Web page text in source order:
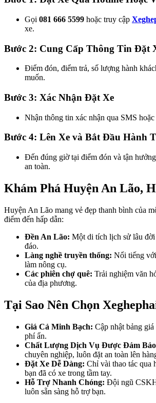
Gọi 081 666 5599 hoặc truy cập
xe.
Bước 2: Cung Cấp Thông Tin Đặt
Điểm đón, điểm trả, số lượng hành
muốn.
Bước 3: Xác Nhận Đặt Xe
Nhận thông tin xác nhận qua SMS
Bước 4: Lên Xe và Bắt Đầu Hành
Đến đúng giờ tại điểm đón và tận
an toàn.
Khám Phá Huyện An Lão,
Huyện An Lão mang vẻ đẹp thanh bình của
điểm đến hấp dẫn:
Đền An Lão: Một di tích lịch sử lâu
đáo.
Làng nghề truyền thống: Nổi tiếng
làm nông cụ.
Các phiên chợ quê: Trải nghiệm văn
của địa phương.
Tại Sao Nên Chọn
Giá Cả Minh Bạch: Cập nhật bảng
phí ẩn.
Chất Lượng Dịch Vụ Được Đảm
chuyên nghiệp, luôn đặt an toàn lên
Đặt Xe Dễ Dàng: Chỉ vài thao tác qua
bạn đã có xe trong tầm tay.
Hỗ Trợ Nhanh Chóng: Đội ngũ
luôn sẵn sàng hỗ trợ bạn.